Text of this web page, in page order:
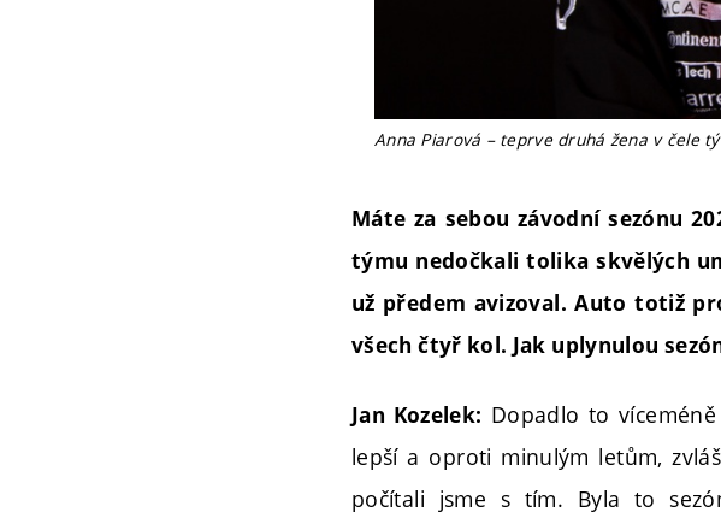
Anna Piarová – teprve druhá žena v čele
Máte za sebou závodní sezónu
týmu nedočkali tolika skvělých
už předem avizoval. Auto totiž
všech čtyř kol. Jak uplynulou
Jan Kozelek: Dopadlo to
lepší a oproti minulým letům,
počítali jsme s tím. Byla to